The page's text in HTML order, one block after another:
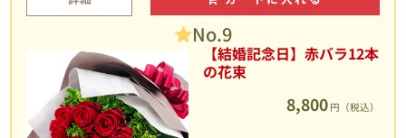
No.9
【結婚記念日】赤バラ12本
の花束
8,800 円（税込）